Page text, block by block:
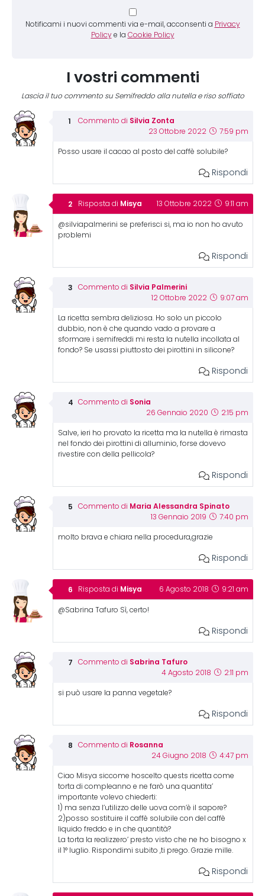
Notificami i nuovi commenti via e-mail, acconsenti a Privacy
Policy e la Cookie Policy
I vostri commenti
Lascia il tuo commento su Semifreddo alla nutella e riso soffiato
Commento di Silvia Zonta
23 Ottobre 2022 7:59 pm
Posso usare il cacao al posto del caffè solubile?
Rispondi
Risposta di Misya 13 Ottobre 2022 9:11 am
@silviapalmerini se preferisci si, ma io non ho avuto
problemi
Rispondi
Commento di Silvia Palmerini
12 Ottobre 2022 9:07 am
La ricetta sembra deliziosa. Ho solo un piccolo
dubbio, non è che quando vado a provare a
sformare i semifreddi mi resta la nutella incollata al
fondo? Se usassi piuttosto dei pirottini in silicone?
Rispondi
Commento di Sonia
26 Gennaio 2020 2:15 pm
Salve, ieri ho provato la ricetta ma la nutella è rimasta
nel fondo dei pirottini di alluminio, forse dovevo
rivestire con della pellicola?
Rispondi
Commento di Maria Alessandra Spinato
13 Gennaio 2019 7:40 pm
molto brava e chiara nella procedura,grazie
Rispondi
Risposta di Misya 6 Agosto 2018 9:21 am
@Sabrina Tafuro Sì, certo!
Rispondi
Commento di Sabrina Tafuro
4 Agosto 2018 2:11 pm
si può usare la panna vegetale?
Rispondi
Commento di Rosanna
24 Giugno 2018 4:47 pm
Ciao Misya siccome hoscelto quests ricetta come
torta di compleanno e ne farò una quantita’
importante volevo chiederti:
1) ma senza l’utilizzo delle uova com’è il sapore?
2)posso sostituire il caffè solubile con del caffè
liquido freddo e in che quantità?
La torta la realizzero’ presto visto che ne ho bisogno x
il 1° luglio. Rispondimi subito ,ti prego. Grazie mille.
Rispondi